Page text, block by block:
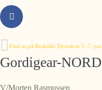
Find os på Roskilde Dyreskue 5.-7.
Gordigear-
V/Morten Rasmussen